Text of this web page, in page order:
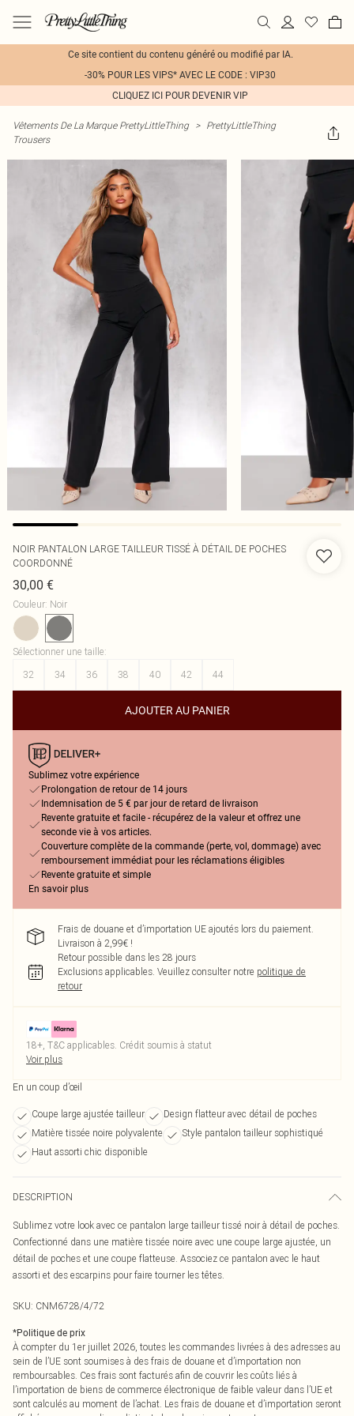
Ce site contient du contenu généré ou modifié par IA.
-30% POUR LES VIPS* AVEC LE CODE : VIP30
CLIQUEZ ICI POUR DEVENIR VIP
Vêtements De La Marque PrettyLittleThing > PrettyLittleThing
Trousers
NOIR PANTALON LARGE TAILLEUR TISSÉ À DÉTAIL DE POCHES
COORDONNÉ
30,00 €
Couleur: Noir
Sélectionner une taille:
32
34 36 38 40 42 44
AJOUTER AU PANIER
Sublimez votre expérience
Prolongation de retour de 14 jours
Indemnisation de 5 € par jour de retard de livraison
Revente gratuite et facile - récupérez de la valeur et offrez une
seconde vie à vos articles.
Couverture complète de la commande (perte, vol, dommage) avec
remboursement immédiat pour les réclamations éligibles
Revente gratuite et simple
En savoir plus
Frais de douane et d’importation UE ajoutés lors du paiement.
Livraison à 2,99€ !
Retour possible dans les 28 jours
Exclusions applicables. Veuillez consulter notre politique de
retour
18+, T&C applicables. Crédit soumis à statut
Voir plus
En un coup d’œil
Coupe large ajustée tailleur
Design flatteur avec détail de poches
Matière tissée noire polyvalente
Style pantalon tailleur sophistiqué
Haut assorti chic disponible
DESCRIPTION
Sublimez votre look avec ce pantalon large tailleur tissé noir à détail de poches.
Confectionné dans une matière tissée noire avec une coupe large ajustée, un
détail de poches et une coupe flatteuse. Associez ce pantalon avec le haut
assorti et des escarpins pour faire tourner les têtes.
SKU: CNM6728/4/72
*Politique de prix
À compter du 1er juillet 2026, toutes les commandes livrées à des adresses au
sein de l’UE sont soumises à des frais de douane et d’importation non
remboursables. Ces frais sont facturés afin de couvrir les coûts liés à
l’importation de biens de commerce électronique de faible valeur dans l’UE et
sont calculés au moment de l’achat. Les frais de douane et d’importation seront